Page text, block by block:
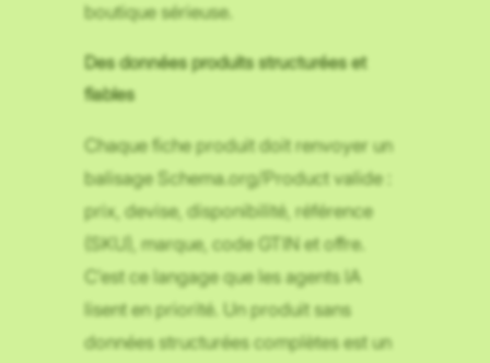
boutique sérieuse.
Des données produits structurées et
fiables
Chaque fiche produit doit renvoyer un
balisage Schema.org/Product valide :
prix, devise, disponibilité, référence
(SKU), marque, code GTIN et offre.
C’est ce langage que les agents IA
lisent en priorité. Un produit sans
données structurées complètes est un